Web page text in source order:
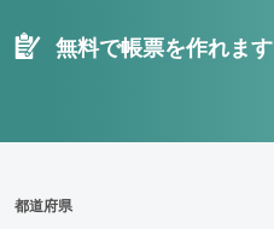
無料で帳票を作れます
都道府県